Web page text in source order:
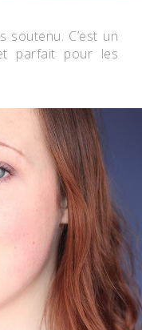
soutenu. C’est un
parfait pour les